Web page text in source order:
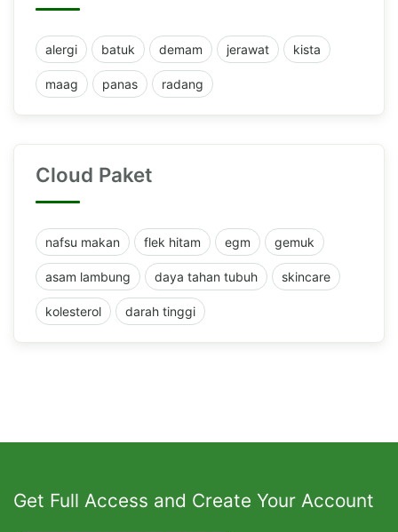
alergi batuk demam jerawat kista
maag panas radang
Cloud Paket
nafsu makan flek hitam egm gemuk
asam lambung daya tahan tubuh skincare
kolesterol darah tinggi
Get Full Access and Create Your Account